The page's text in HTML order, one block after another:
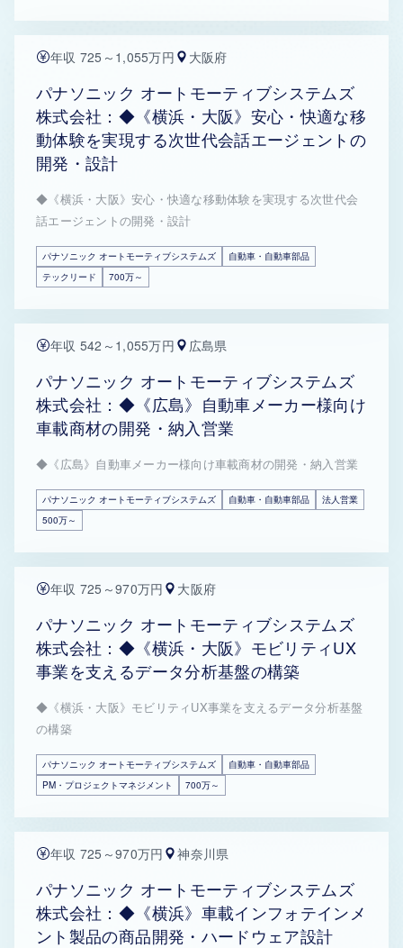
年収 725～1,055万円 大阪府
パナソニック オートモーティブシステムズ
株式会社：◆《横浜・大阪》安心・快適な移
動体験を実現する次世代会話エージェントの
開発・設計
◆《横浜・大阪》安心・快適な移動体験を実現する次世代会
話エージェントの開発・設計
パナソニック オートモーティブシステムズ
自動車・自動車部品
テックリード
700万～
年収 542～1,055万円 広島県
パナソニック オートモーティブシステムズ
株式会社：◆《広島》自動車メーカー様向け
車載商材の開発・納入営業
◆《広島》自動車メーカー様向け車載商材の開発・納入営業
パナソニック オートモーティブシステムズ 自動車・自動車部品
法人営業
500万～
年収 725～970万円 大阪府
パナソニック オートモーティブシステムズ
株式会社：◆《横浜・大阪》モビリティUX
事業を支えるデータ分析基盤の構築
◆《横浜・大阪》モビリティUX事業を支えるデータ分析基盤
の構築
パナソニック オートモーティブシステムズ
自動車・自動車部品
PM・プロジェクトマネジメント
700万～
年収 725～970万円 神奈川県
パナソニック オートモーティブシステムズ
株式会社：◆《横浜》車載インフォテインメ
ント製品の商品開発・ハードウェア設計